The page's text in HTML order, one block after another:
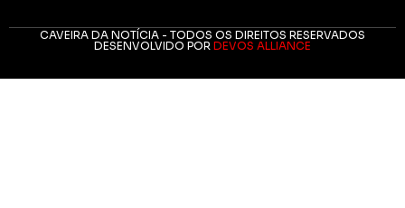
CAVEIRA DA NOTÍCIA - TODOS OS DIREITOS RESERVADOS
DESENVOLVIDO POR DEVOS ALLIANCE